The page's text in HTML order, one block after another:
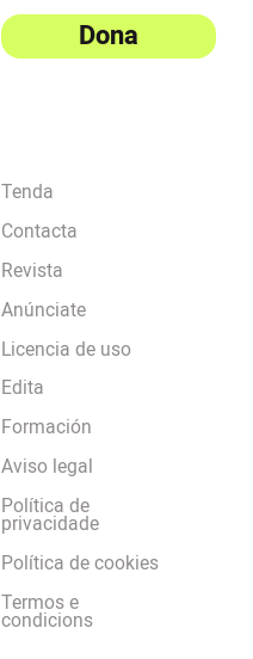
Dona
Tenda
Contacta
Revista
Anúnciate
Licencia de uso
Edita
Formación
Aviso legal
Política de
privacidade
Política de cookies
Termos e
condicions